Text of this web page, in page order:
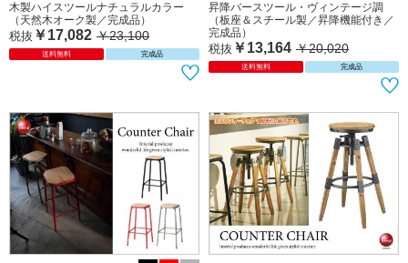
木製ハイスツールナチュラルカラー
（天然木オーク製／完成品）
税抜 ￥17,082 ￥23,100
送料無料 完成品
昇降バースツール・ヴィンテージ調
（板座＆スチール製／昇降機能付き／
完成品）
税抜 ￥13,164 ￥20,020
送料無料 完成品